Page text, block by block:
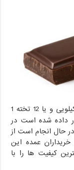
کارتنی که 4 تخته 3 کیلویی و یا 12 تخته 1
داده شده است در
حال انجام است از
عمده این
کیفیت ها را با